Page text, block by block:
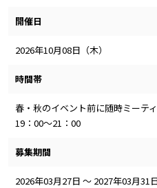
開催日
2026年10月08日（木）
時間帯
春・秋のイベント前に随時ミーテ
19：00～21：00
募集期間
2026年03月27日 ～ 2027年03月31